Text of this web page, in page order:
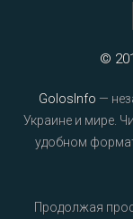
©
GolosInfo —
Украине и мире.
удобном
Продолжая